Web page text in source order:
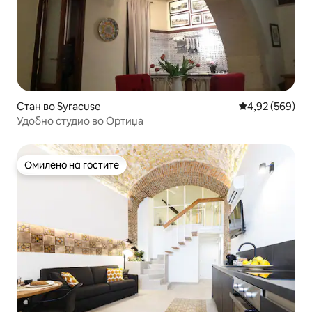
Стан во Syracuse Просечна
4,92 (569)
Удобно студио во Ортиџа
Омилено на гостите
Омилено на гостите